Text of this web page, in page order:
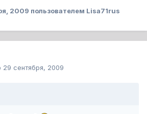
2009 пользователем Lisa71rus
29 сентября, 2009